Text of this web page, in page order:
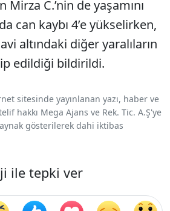
C.’nin de yaşamını
can kaybı 4’e yükselirken,
altındaki diğer yaralıların
edildiği bildirildi.
sitesinde yayınlanan yazı, haber ve
hakkı Mega Ajans ve Rek. Tic. A.Ş'ye
gösterilerek dahi iktibas
ile tepki ver